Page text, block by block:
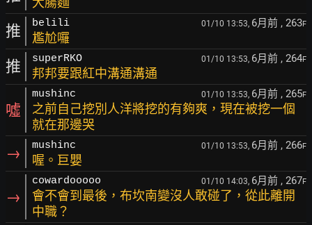
推 belili 01/10 13:53, 6月前 , 263F
尷尬囉
推 superRKO 01/10 13:53, 6月前 , 264F
邦邦要跟紅中溝通溝通
噓
mushinc 01/10 13:53, 6月前 , 265F
之前自己挖別人洋將挖的有夠爽，現在被挖一個
就在那邊哭
→ mushinc 01/10 13:53, 6月前 , 266F
喔。巨嬰
→
cowardooooo 01/10 14:03, 6月前 , 267F
會不會到最後，布坎南變沒人敢碰了，從此離開
中職？